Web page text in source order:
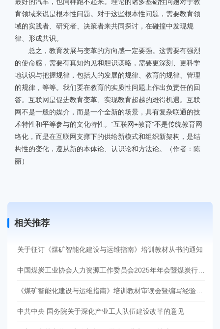
最好的汽车，也同样跑不起来。理论的诸多基础性问题对于教
育领域来说是根本性问题。对于这些根本性问题，需要教育领
域的实践者、研究者、决策者来共同探讨，在碰撞中发现规
律、形成共识。
总之，教育发展与变革的方向感一定要强。这需要有强烈
的使命感，需要有真知灼见和胆识谋略，需要更深刻、更科学
地认识与把握规律，包括人的发展的规律、教育的规律、管理
的规律，等等。我们要在教育的实质性问题上作出负责任的回
答。互联网是促进教育变革、实现教育超越的难得机遇。互联
网不是一般的媒介，而是一个全新的场景，具有复杂联通的技
术特性和平等参与的文化特性。“互联网+教育”不是传统教育网
络化，而是在互联网支撑下的供给新模式和组织新架构，是结
构性的变化，遵从新的本体论、认识论和方法论。（作者：陈
丽）
相关推荐
关于征订《煤矿智能化建设与运维指南》培训教材从书的通知
中国煤炭工业协会人力资源工作委员会2025年年会暨煤炭行业教育培训与实训（实习）基地建设现场会在哈尔滨召开
《煤矿智能化建设与运维指南》培训教材审读会暨编写经验交流会在徐州召开
中共中央 国务院关于深化产业工人队伍建设改革的意见